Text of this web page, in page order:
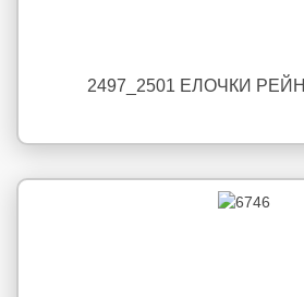
2497_2501 ЕЛОЧКИ